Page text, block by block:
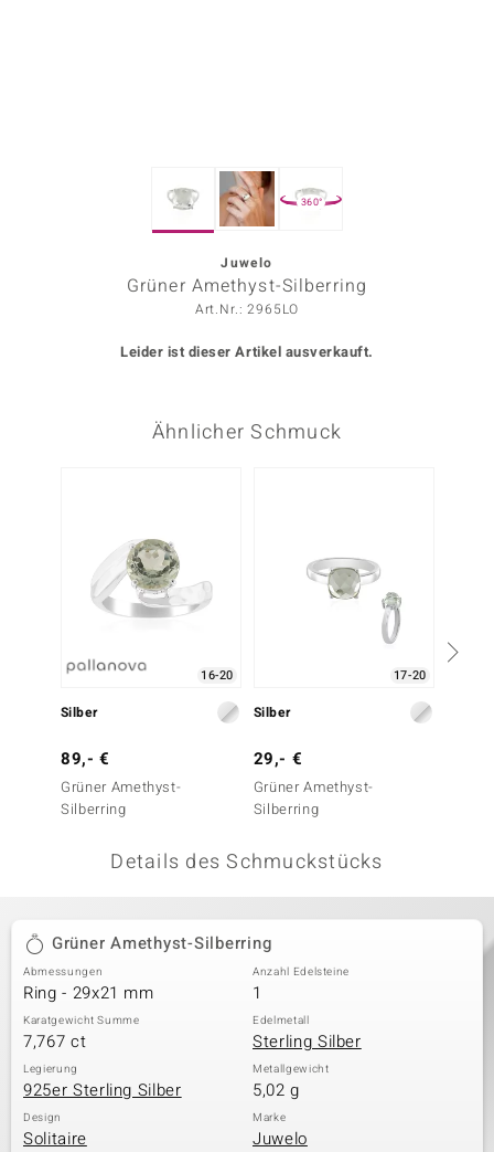
Collection
BY DE MELO
Classics
360°
Juwelo
Grüner Amethyst-Silberring
Art.Nr.: 2965LO
Leider ist dieser Artikel ausverkauft.
Ähnlicher Schmuck
16-20
Silber
89,- €
Grüner Amethyst-
Silberring
17-20
Silber
29,- €
Grüner Amethyst-
Silberring
Details des Schmuckstücks
Grüner Amethyst-Silberring
Abmessungen
Ring - 29x21 mm
Anzahl Edelsteine
1
Karatgewicht Summe
7,767 ct
Edelmetall
Sterling Silber
Legierung
925er Sterling Silber
Metallgewicht
5,02 g
Design
Solitaire
Marke
Juwelo